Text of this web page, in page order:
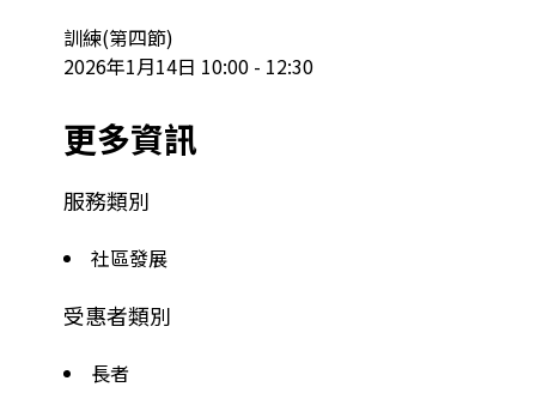
訓練(第四節)
2026年1月14日 10:00 - 12:30
更多資訊
服務類別
社區發展
受惠者類別
長者